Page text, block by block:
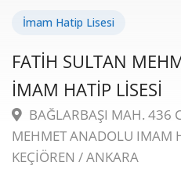
İmam Hatip Lisesi
FATİH SULTAN
İMAM HATİP LİSESİ
BAĞLARBAŞI MAH. 436
MEHMET ANADOLU IMAM
KEÇİÖREN / ANKARA